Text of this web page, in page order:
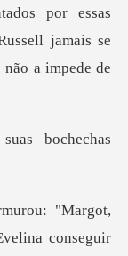
por essas
boch
conseguir